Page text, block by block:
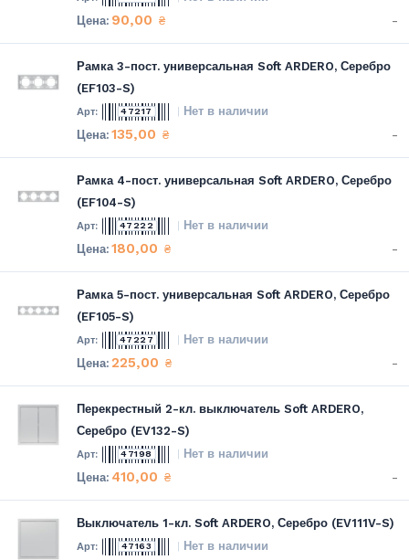
90,00 ₴ -
Рамка 3-пост. универсальная Soft ARDERO, Серебро
(EF103-S)
47217 Нет в наличии
135,00 ₴ -
Рамка 4-пост. универсальная Soft ARDERO, Серебро
(EF104-S)
47222 Нет в наличии
180,00 ₴ -
Рамка 5-пост. универсальная Soft ARDERO, Серебро
(EF105-S)
47227 Нет в наличии
225,00 ₴ -
Перекрестный 2-кл. выключатель Soft ARDERO,
Серебро (EV132-S)
47198 Нет в наличии
410,00 ₴ -
Выключатель 1-кл. Soft ARDERO, Серебро (EV111V-S)
47163 Нет в наличии